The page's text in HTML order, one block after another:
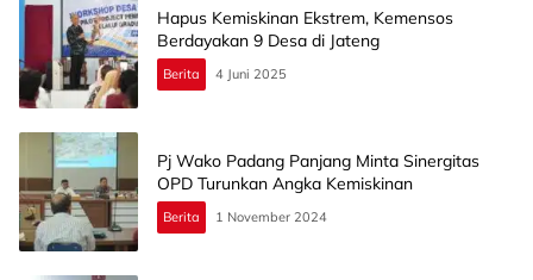
Hapus Kemiskinan Ekstrem, Kemensos
Berdayakan 9 Desa di Jateng
Berita 4 Juni 2025
Pj Wako Padang Panjang Minta Sinergitas
OPD Turunkan Angka Kemiskinan
Berita 1 November 2024